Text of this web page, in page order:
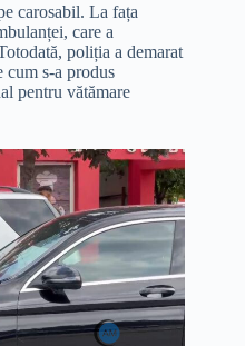
carosabil. La fața
care a
poliția a demarat
cum s-a produs
pentru vătămare